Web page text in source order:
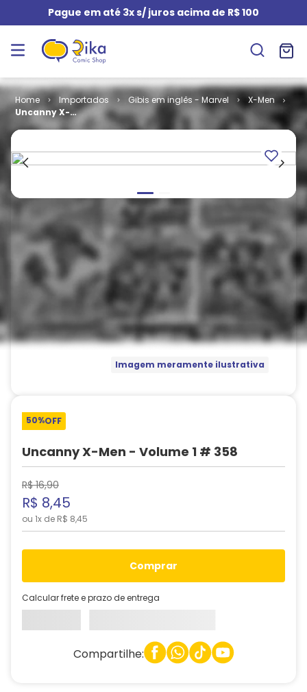
Pague em até 3x s/ juros acima de R$ 100
Importados Gibis em inglês - Marvel
X-Men
Uncanny X-
Men - Volume
Imagem meramente ilustrativa
50%OFF
Uncanny X-Men - Volume 1 # 358
R$ 16,90
R$ 8,45
ou 1x de R$ 8,45
comprar
Calcular frete e prazo de entrega
Compartilhe: